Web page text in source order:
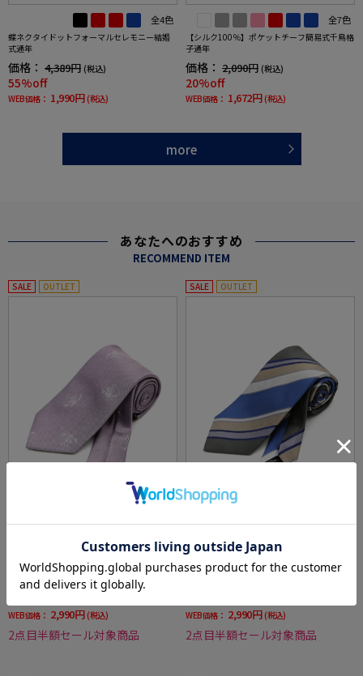
全4色
蝶ネクタイドットフォーマルセレモニー結婚
式通年
価格： 4,389円 (税込)
55%off
WEB価格： 1,990円 (税込)
全7色
【シルク100％】ポケットチーフ簡易式千鳥格
子通年
価格： 2,090円 (税込)
20%off
WEB価格： 1,672円 (税込)
more
あなたへのおすすめ
RECOMMEND ITEM
SALE OUTLET
【RiickenBacchar×TIEYOURTIEcollection】
リッケンバッカー×タイユアタイネクタイシ
価格： 6,589円 (税込)
WEB価格： 2,990円 (税込)
2点目半額セール対象商品
SALE OUTLET
【RiickenBacchar×TIEYOURTIEcollection】
リッケンバッカー×タイユアタイネクタイシ
ルク100%ストライプ
WEB価格： 2,990円 (税込)
2点目半額セール対象商品